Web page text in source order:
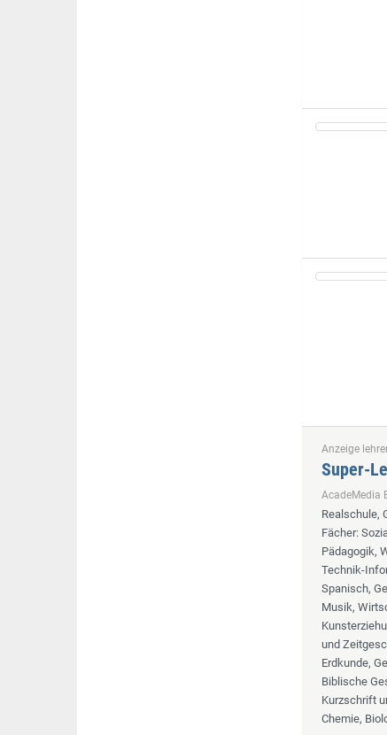
Anzeige
Super-
AcadeMedia
Realschule,
Fächer:
Pädagogik,
Technik-
Spanisch,
Musik,
und
Erdkunde,
Biblische
Kurzschrift
Chemie,